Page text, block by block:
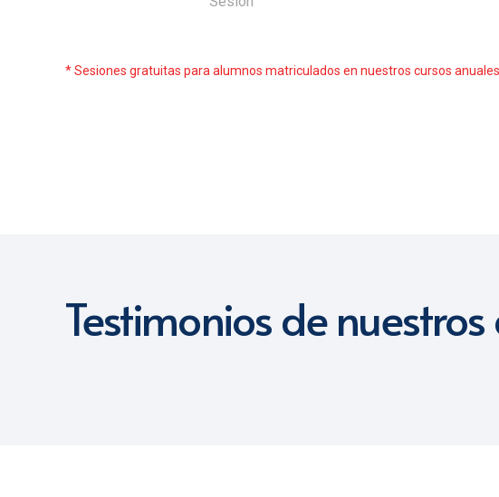
* Sesiones gratuitas para alumnos matriculados en nuestros cursos
Testimonios de